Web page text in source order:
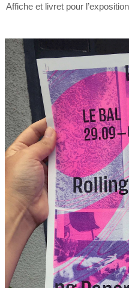
Affiche et livret pour